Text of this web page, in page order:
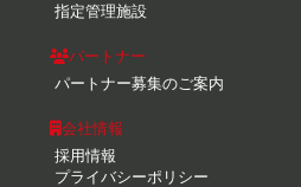
指定管理施設
パートナー
パートナー募集のご案内
会社情報
採用情報
プライバシーポリシー